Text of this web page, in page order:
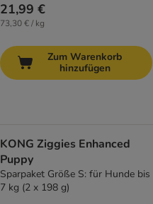
21,99 €
73,30 € / kg
Zum Warenkorb
hinzufügen
KONG Ziggies Enhanced
Puppy
Sparpaket Größe S: für Hunde bis
7 kg (2 x 198 g)